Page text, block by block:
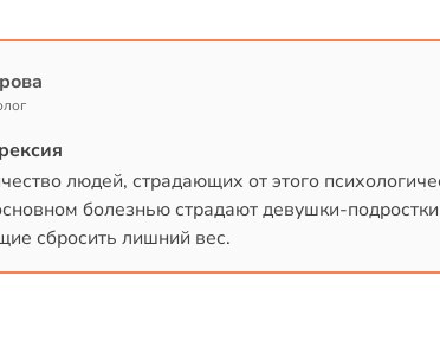
людей, страдающих от этого
болезнью страдают девушки-
сбросить лишний вес.